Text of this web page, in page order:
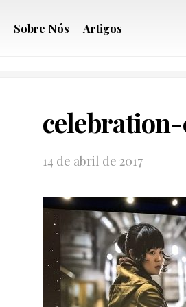
Sobre Nós Artigos
14 de abril de 2017